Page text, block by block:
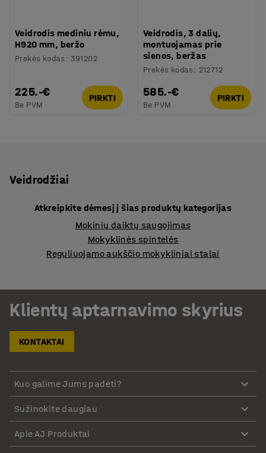
Veidrodis mediniu rėmu,
H920 mm, beržo
Prekės kodas : 391202
225.-€
Be PVM
PIRKTI
Veidrodis, 3 dalių,
montuojamas prie
sienos, beržas
Prekės kodas : 212712
585.-€
Be PVM
PIRKTI
Veidrodžiai
Atkreipkite dėmesį į šias produktų kategorijas
Mokinių daiktų saugojimas
Mokyklinės spintelės
Reguliuojamo aukščio mokykliniai stalai
Klientų aptarnavimo skyrius
KONTAKTAI
Kuo galime Jums padėti?
Sužinokite daugiau
Apie AJ Produktai